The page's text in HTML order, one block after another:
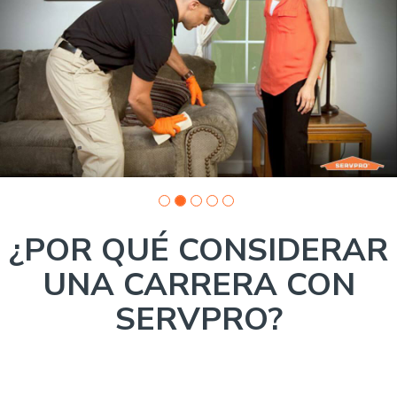
Company
photo
¿POR QUÉ CONSIDERAR
UNA CARRERA CON
SERVPRO?